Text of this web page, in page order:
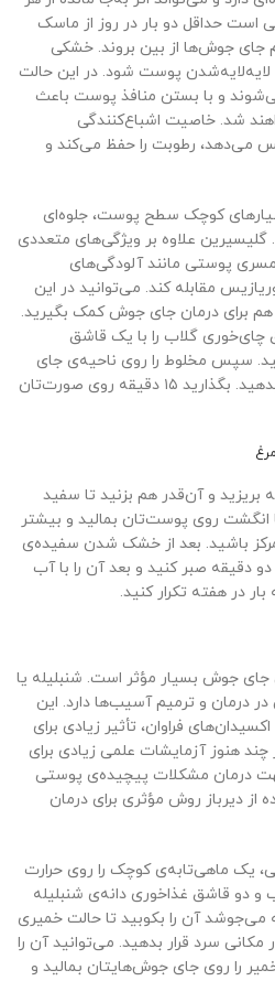
است حداقل دو بار در روز از ماسک
جای جوش‌ها از بین بروند. خشکی
پوست شود. در این حالت
و با بستن منافذ پوست باعث
شد. خاصیت اشباع‌کنندگی
می‌دهد، رطوبت را حفظ می‌کند و
شیارهای کوچک سطح پوست، جلوه‌ای
علاوه بر ویژگی‌های متعددی
مسری پوستی مانند آلودگی‌های
مقابله کند. می‌توانید در این
برای درمان جای جوش کمک بگیرید.
گلاب را با یک قاشق
سپس مخلوط را روی ناحیه‌ی جای
جوش به‌صورت دایره‌وار ماساژ بدهید. بگذارید ۱۵ دقیقه روی صورت‌تان
و آن‌قدر هم بزنید تا سفید
انگشت روی پوست‌تان بمالید و بیشتر
باشید. بعد از خشک شدن سفیده‌ی
دقیقه صبر کنید و بعد آن را با آب
در هفته تکرار کنید.
جای جوش بسیار مؤثر است. شنبلیله یا
در درمان و ترمیم آسیب‌ها دارد. این
فراوان، تأثیر زیادی برای
هنوز آزمایشات علمی زیادی برای
درمان مشکلات پیچیده‌ی پوستی
از دیرباز روش مؤثری برای درمان
یک ماهی‌تابه‌ی کوچک را روی حرارت
و دو قاشق غذاخوری دانه‌ی شنبلیله
می‌جوشد آن را بکوبید تا حالت خمیری
مکانی سرد قرار بدهید‌. می‌توانید آن را
را روی جای جوش‌هایتان بمالید و